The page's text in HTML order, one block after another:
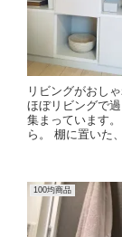
リビングがおし
ほぼリビングで
集まっています
ら。 棚に置いた
100均商品